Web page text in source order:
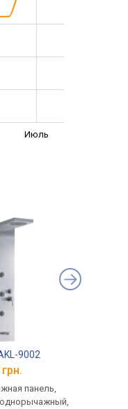
Июль
9002
панель,